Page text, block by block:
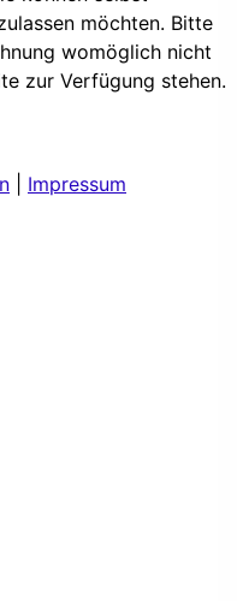
möchten. Bitte
womöglich nicht
zur Verfügung stehen.
Impressum